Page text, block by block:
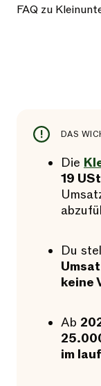
FAQ zu
DAS
Die
19
Du
keine
Ab
im